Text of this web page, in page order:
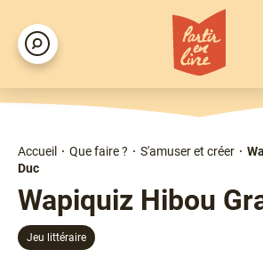
Aller
au
contenu
principal
Rechercher
Fil
d'Ariane
Accueil Que faire ? S'amuser et créer
Duc
Wapiquiz Hibou
Type
Jeu littéraire